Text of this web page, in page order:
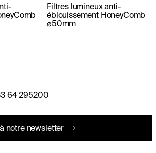
Filtres lumineux anti-
éblouissement HoneyComb
⌀50mm
64 295200
notre newsletter